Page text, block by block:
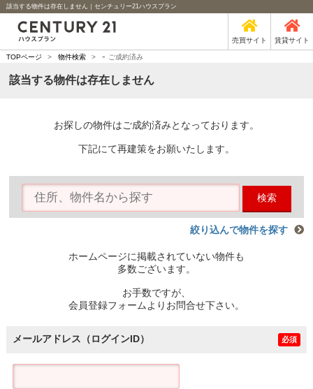
該当する物件は存在しません｜センチュリー21ハウスプラン
売買サイト 賃貸サイト
TOPページ > 物件検索 > - ご成約済み
該当する物件は存在しません
お探しの物件はご成約済みとなっております。
下記にて再建策をお願いたします。
検索
絞り込んで物件を探す
ホームページに掲載されていない物件も
多数ございます。
お手数ですが、
会員登録フォームよりお問合せ下さい。
メールアドレス（ログインID） 必須